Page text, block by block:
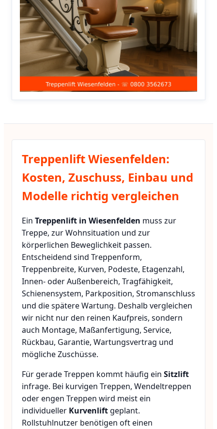
Treppenlift Wiesenfelden:
Kosten, Zuschuss, Einbau und
Modelle richtig vergleichen
Ein Treppenlift in Wiesenfelden muss zur
Treppe, zur Wohnsituation und zur
körperlichen Beweglichkeit passen.
Entscheidend sind Treppenform,
Treppenbreite, Kurven, Podeste, Etagenzahl,
Innen- oder Außenbereich, Tragfähigkeit,
Schienensystem, Parkposition, Stromanschluss
und die spätere Wartung. Deshalb vergleichen
wir nicht nur den reinen Kaufpreis, sondern
auch Montage, Maßanfertigung, Service,
Rückbau, Garantie, Wartungsvertrag und
mögliche Zuschüsse.
Für gerade Treppen kommt häufig ein Sitzlift
infrage. Bei kurvigen Treppen, Wendeltreppen
oder engen Treppen wird meist ein
individueller Kurvenlift geplant.
Rollstuhlnutzer benötigen oft einen